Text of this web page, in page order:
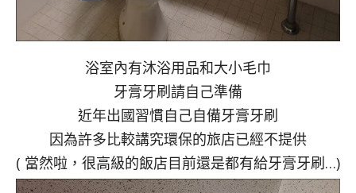
浴室內有沐浴用品和大小毛巾
牙膏牙刷請自己準備
近年出國習慣自己自備牙膏牙刷
因為許多比較講究環保的旅店已經不提供
( 當然啦，很高級的飯店目前還是都有給牙膏牙刷…)